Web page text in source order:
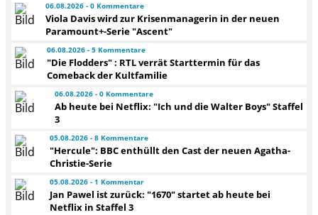
06.08.2026 - 0 Kommentare
Viola Davis wird zur Krisenmanagerin in der neuen
Paramount+-Serie "Ascent"
06.08.2026 - 5 Kommentare
"Die Flodders" : RTL verrät Starttermin für das
Comeback der Kultfamilie
06.08.2026 - 0 Kommentare
Ab heute bei Netflix: "Ich und die Walter Boys" Staffel
3
05.08.2026 - 8 Kommentare
"Hercule": BBC enthüllt den Cast der neuen Agatha-
Christie-Serie
05.08.2026 - 1 Kommentar
Jan Pawel ist zurück: "1670" startet ab heute bei
Netflix in Staffel 3